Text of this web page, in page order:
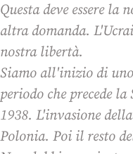
Questa deve essere la
altra domanda.
nostra libertà.
Siamo all'inizio di
periodo che precede
1938. L'invasione
Polonia. Poi il resto